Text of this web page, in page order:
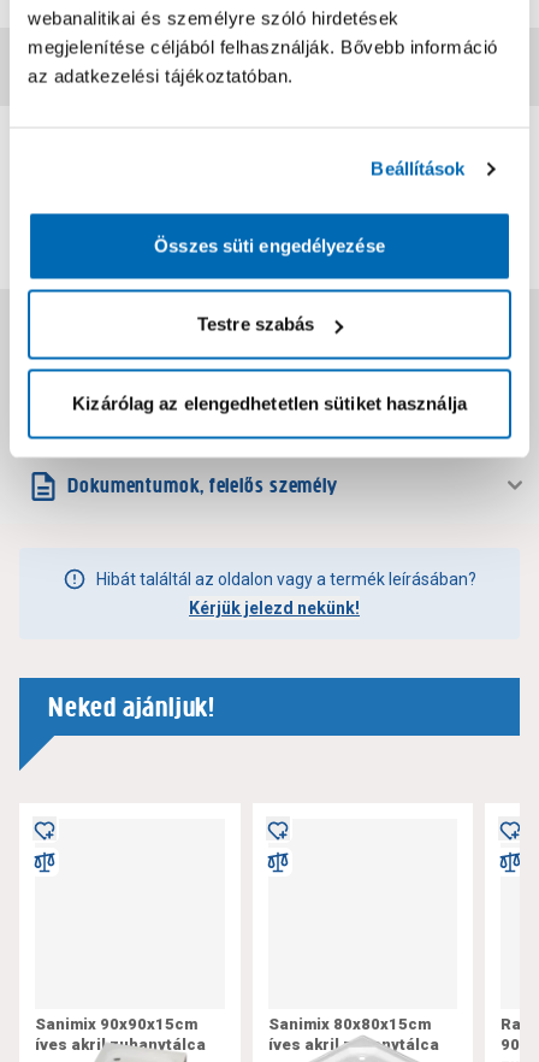
webanalitikai és személyre szóló hirdetések
megjelenítése céljából felhasználják. Bővebb információ
az adatkezelési tájékoztatóban.
Beállítások
Összes süti engedélyezése
Testre szabás
Kizárólag az elengedhetetlen sütiket használja
Vásárlói vélemények
Jótállás, szavatosság
Csomagolási és súly információk
Dokumentumok, felelős személy
Hibát találtál az oldalon vagy a termék leírásában?
Kérjük jelezd nekünk!
Neked ajánljuk!
Sanimix 90x90x15cm
íves akril zuhanytálca
Sanimix 80x80x15cm
íves akril zuhanytálca